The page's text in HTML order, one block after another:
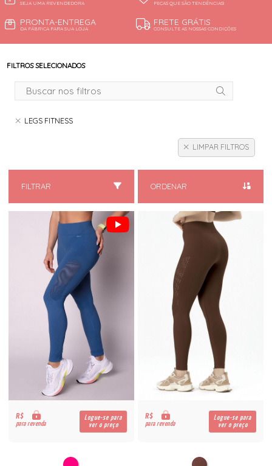
SEJA UMA REVENDEDORA PEÇAS QUE SÃO TENDÊNCIAS!
PRONTA-ENTREGA
DA FÁBRICA PARA SUA LOJA
FRETE GRÁTIS
CONSULTE AS NOSSAS CONDIÇÕES
FILTROS SELECIONADOS
LEGS FITNESS
LIMPAR FILTROS
FILTRAR ORDENAR
R$
para revenda
Logue-se para
ver o preço
R$
para revenda
Logue-se para
ver o preço